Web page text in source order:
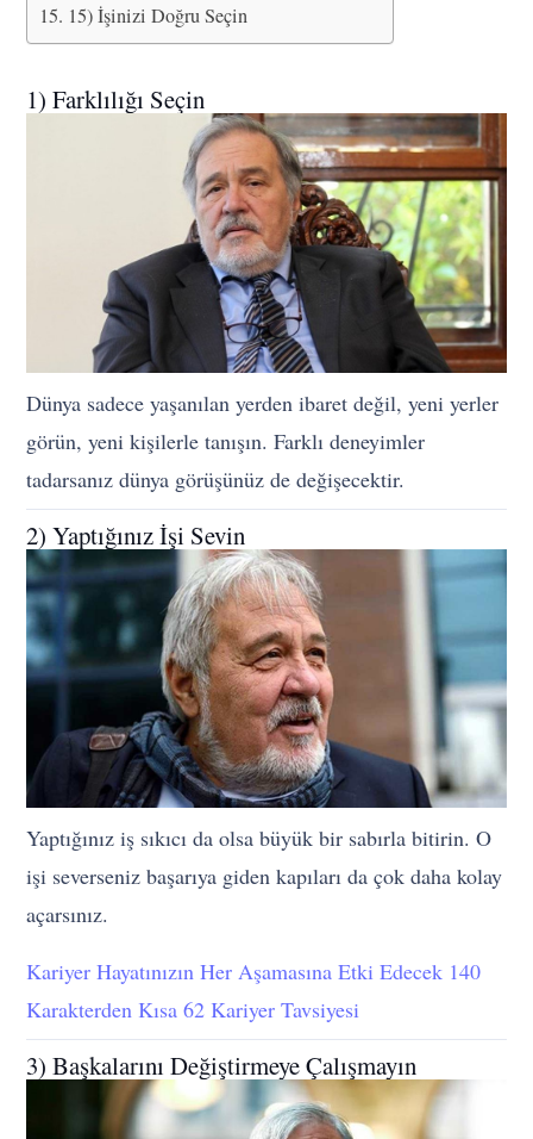
15) İşinizi Doğru Seçin
1) Farklılığı Seçin
Dünya sadece yaşanılan yerden ibaret değil, yeni yerler
görün, yeni kişilerle tanışın. Farklı deneyimler
tadarsanız dünya görüşünüz de değişecektir.
2) Yaptığınız İşi Sevin
Yaptığınız iş sıkıcı da olsa büyük bir sabırla bitirin. O
işi severseniz başarıya giden kapıları da çok daha kolay
açarsınız.
Kariyer Hayatınızın Her Aşamasına Etki Edecek 140
Karakterden Kısa 62 Kariyer Tavsiyesi
3) Başkalarını Değiştirmeye Çalışmayın